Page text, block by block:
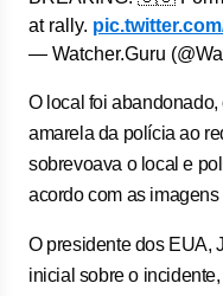
at rally.
— Watcher.Guru
O local foi
amarela da polícia ao
sobrevoava o local e
acordo com as imagens
O presidente dos EUA,
inicial sobre o